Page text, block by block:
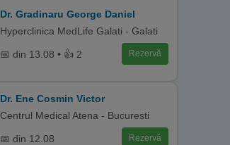
Dr. Gradinaru George Daniel
Hyperclinica MedLife Galati - Galati
📅 din 13.08 • 👍 2 Rezervă
Dr. Ene Cosmin Victor
Centrul Medical Atena - Bucuresti
📅 din 12.08 Rezervă